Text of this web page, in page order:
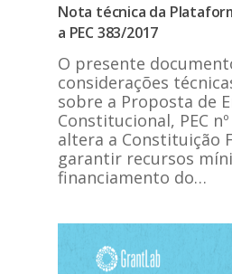
Nota técnica da
a PEC 383/2017
O presente
considerações
sobre a Proposta de
Constitucional, PEC
altera a Constituição
garantir recursos
financiamento do…